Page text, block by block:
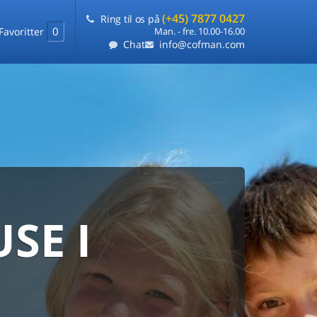
Favoritter 0
Ring til os på (+45) 7877 0427
Man. - fre. 10.00-16.00
Chat info@cofman.com
I
laveste pris
ét sted